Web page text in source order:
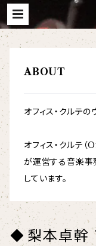
ABOUT
オフィス・クルテの
オフィス・クルテ
が運営する音楽事
しています。
梨本卓